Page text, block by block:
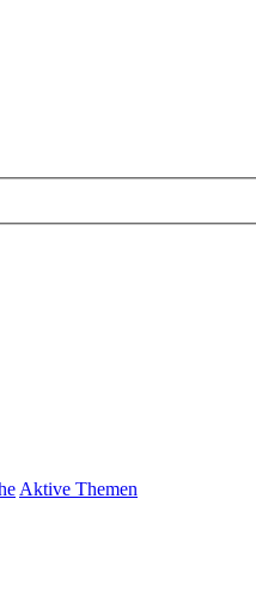
Aktive Themen